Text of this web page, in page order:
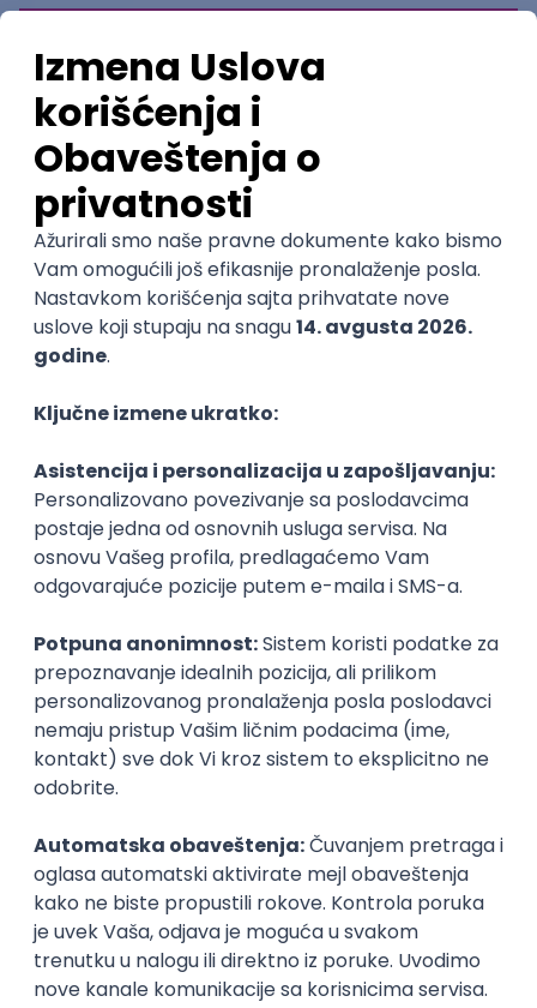
Ocene
Prosečna ocena fakulteta
5
Ostavi ocenu
Nastavni kadar
Stečeno znanje
Karijerne mogućnosti
Sve ocene Kako funkcioniše ocenjivanje?
Student252
Smer:Kompjuterski mašinski sistemi